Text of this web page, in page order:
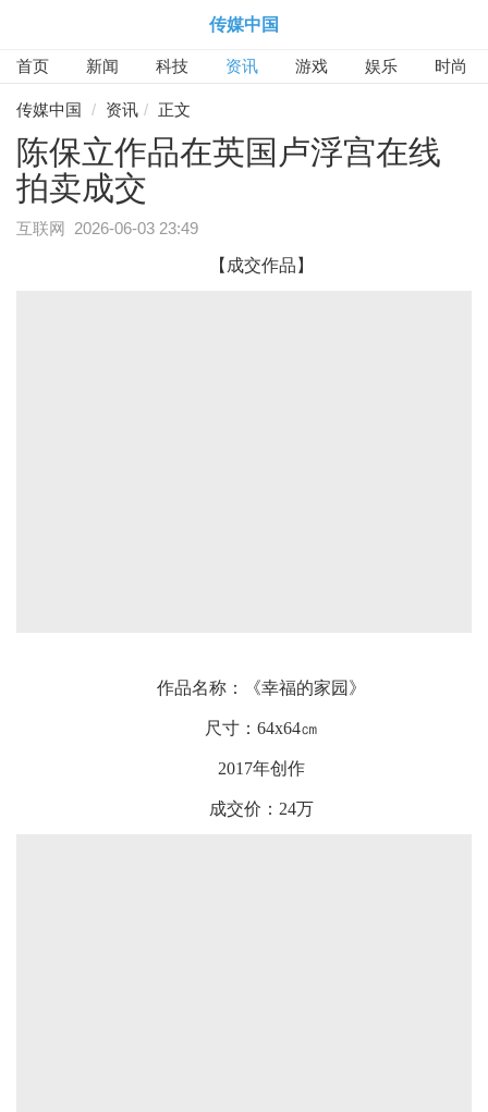
传媒中国
首页 新闻 科技 资讯 游戏 娱乐 时尚
传媒中国 资讯 正文
陈保立作品在英国卢浮宫在线
拍卖成交
互联网 2026-06-03 23:49
【成交作品】
作品名称：《幸福的家园》
尺寸：64x64㎝
2017年创作
成交价：24万